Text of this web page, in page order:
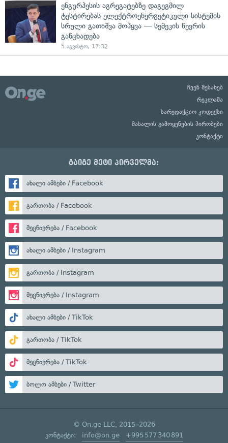
ენგურჰესის აგრეგატებზე დაგეგმილ
ტესტირებას ელექტროენერგეტიკული სისტემის
სრული გათიშვა მოჰყვა — სემეკის წევრის
განცხადება
5 აგვისტო, 17:32
ჩვენ შესახებ
რეკლამა
სარედაქციო კოდექსი
მასალის გამოყენების პირობები
კონტაქტი
გაიგე მეტი პირველმა:
ახალი ამბები / Facebook
გართობა / Facebook
მეცნიერება / Facebook
ახალი ამბები / Instagram
გართობა / Instagram
მეცნიერება / Instagram
ახალი ამბები / TikTok
გართობა / TikTok
მეცნიერება / TikTok
ბოლო ამბები / Twitter
© On.ge LLC, 2015–2026
კონტაქტი: info@on.ge +995 577 340 891